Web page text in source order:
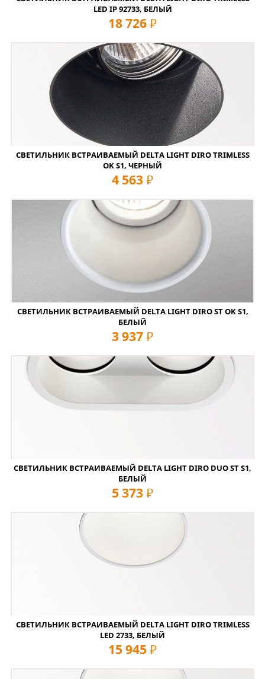
LED IP 92733, БЕЛЫЙ
18 726 руб
СВЕТИЛЬНИК ВСТРАИВАЕМЫЙ DELTA LIGHT DIRO TRIMLESS
OK S1, ЧЕРНЫЙ
4 563 руб
СВЕТИЛЬНИК ВСТРАИВАЕМЫЙ DELTA LIGHT DIRO ST OK S1,
БЕЛЫЙ
3 937 руб
СВЕТИЛЬНИК ВСТРАИВАЕМЫЙ DELTA LIGHT DIRO DUO ST S1,
БЕЛЫЙ
5 373 руб
СВЕТИЛЬНИК ВСТРАИВАЕМЫЙ DELTA LIGHT DIRO TRIMLESS
LED 2733, БЕЛЫЙ
15 945 руб